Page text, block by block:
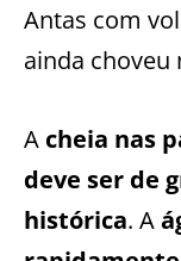
Antas com
ainda choveu
A cheia nas
deve ser de
histórica. A